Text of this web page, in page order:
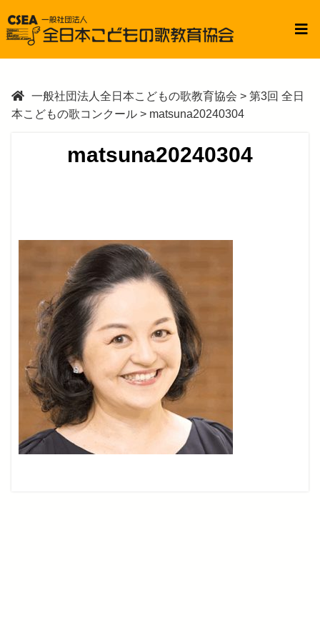
一般社団法人全日本こどもの歌教育協会 > 第3回 全日
本こどもの歌コンクール > matsuna20240304
matsuna20240304